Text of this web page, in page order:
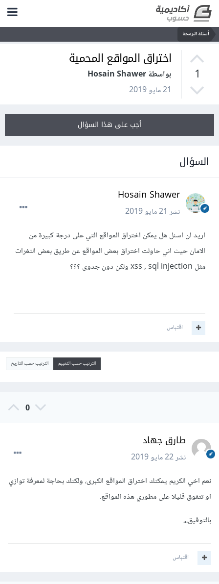
أسئلة البرمجة
1
اختراق المواقع المحمية
بواسطة Hosain Shawer
21 مايو 2019
أجب على هذا السؤال
السؤال
Hosain Shawer
نشر21 مايو 2019
اريد ان اسئل هل يمكن اختراق المواقع التي على درجة كبيرة من
الامان حيث اني حاولت اختراق بعض المواقع عن طريق بعض الثغرات
مثل xss , sql injection ولكن دون جدوى ؟؟؟
اقتباس
الترتيب حسب التقييم الترتيب حسب التاريخ
0
طارق جهاد
نشر22 مايو 2019
نعم اخي الكريم يمكنك اختراق المواقع الكبرى، ولكنك بحاجة لمعرفة توازي
او تتفوق قليلا على مطوري هذه المواقع.
بالتوفيق،،،
اقتباس